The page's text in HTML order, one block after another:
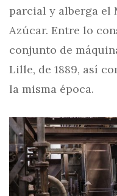
parcial y alberga el
Azúcar. Entre lo
conjunto de
Lille, de 1889, así
la misma época.